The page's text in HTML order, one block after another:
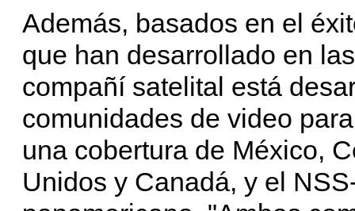
Además, basados en el
que han desarrollado en
compañí satelital está
comunidades de video
una cobertura de México,
Unidos y Canadá, y el